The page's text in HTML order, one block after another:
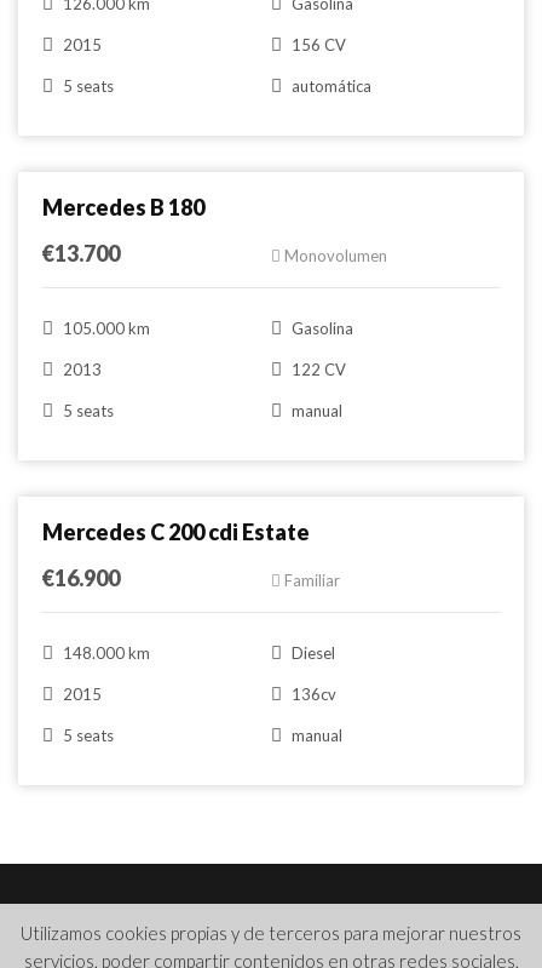
126.000 km Gasolina
2015 156 CV
5 seats automática
Comparar
Mercedes B 180
€13.700
Monovolumen
105.000 km Gasolina
2013 122 CV
5 seats manual
Comparar
Mercedes C 200 cdi Estate
€16.900
Familiar
148.000 km Diesel
2015 136cv
5 seats manual
Copyright © 2018Bermúdez MultimarcaTodos los derechos
Utilizamos cookies propias y de terceros para mejorar nuestros
servicios, poder compartir contenidos en otras redes sociales,